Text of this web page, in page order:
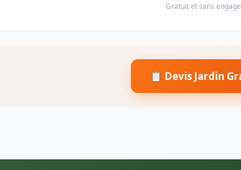
Gratuit et sans
📋 Devis Jardin